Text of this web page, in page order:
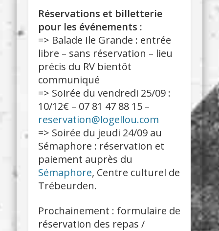
Réservations et billetterie
pour les événements :
=> Balade Ile Grande : entrée
libre – sans réservation – lieu
précis du RV bientôt
communiqué
=> Soirée du vendredi 25/09 :
10/12€ – 07 81 47 88 15 –
reservation@logellou.com
=> Soirée du jeudi 24/09 au
Sémaphore : réservation et
paiement auprès du
Sémaphore, Centre culturel de
Trébeurden.
Prochainement : formulaire de
réservation des repas /